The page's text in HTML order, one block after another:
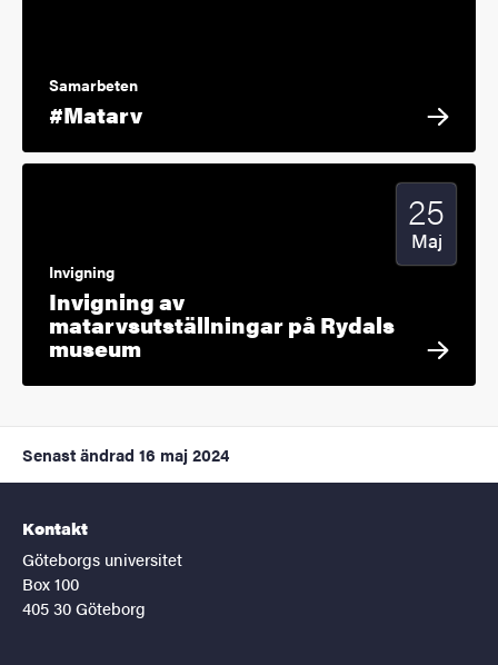
Samarbeten
#Matarv
Invigning
Invigning av
matarvsutställningar på Rydals
museum
Startdatum
25
Maj
2024
Senast ändrad 16 maj 2024
Kontakt
Göteborgs universitet
Box 100
405 30 Göteborg